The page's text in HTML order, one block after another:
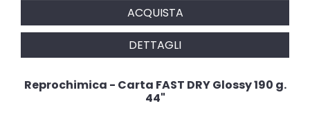
ACQUISTA
DETTAGLI
Reprochimica - Carta FAST DRY Glossy 190 g.
44"